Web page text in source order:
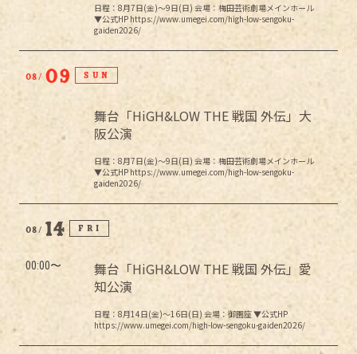
日程：8月7日(金)～9日(日) 会場：梅田芸術劇場メインホール
▼公式HP https://www.umegei.com/high-low-sengoku-
gaiden2026/
08 09 SUN
舞台「HiGH&LOW THE 戦国 外伝」大
阪公演
日程：8月7日(金)～9日(日) 会場：梅田芸術劇場メインホール
▼公式HP https://www.umegei.com/high-low-sengoku-
gaiden2026/
08 14 FRI
00:00
舞台「HiGH&LOW THE 戦国 外伝」愛
知公演
日程：8月14日(金)～16日(日) 会場：御園座 ▼公式HP
https://www.umegei.com/high-low-sengoku-gaiden2026/